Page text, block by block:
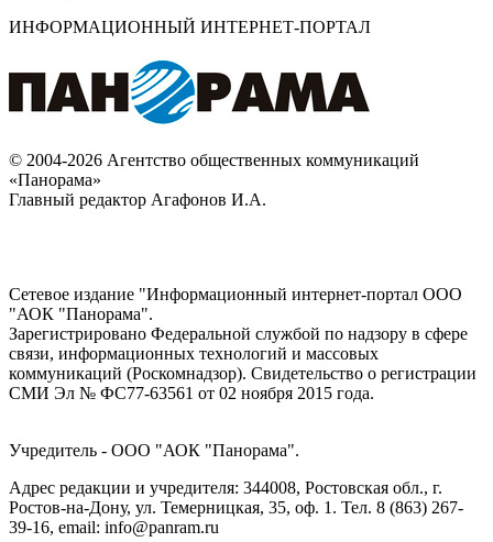
ИНФОРМАЦИОННЫЙ ИНТЕРНЕТ-ПОРТАЛ
© 2004-2026 Агентство общественных коммуникаций
«Панорама»
Главный редактор Агафонов И.А.
Сетевое издание "Информационный интернет-портал ООО
"АОК "Панорама".
Зарегистрировано Федеральной службой по надзору в сфере
связи, информационных технологий и массовых
коммуникаций (Роскомнадзор). Cвидетельство о регистрации
СМИ Эл № ФС77-63561 от 02 ноября 2015 года.
Учредитель - ООО "АОК "Панорама".
Адрес редакции и учредителя: 344008, Ростовская обл., г.
Ростов-на-Дону, ул. Темерницкая, 35, оф. 1. Тел. 8 (863) 267-
39-16, email: info@panram.ru